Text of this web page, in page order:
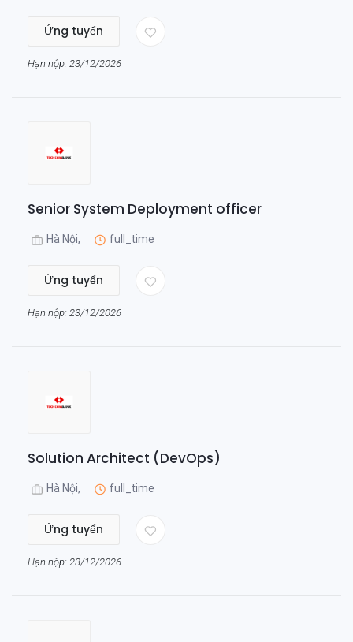
Ứng tuyển
Hạn nộp: 23/12/2026
Senior System Deployment officer
Hà Nội, full_time
Ứng tuyển
Hạn nộp: 23/12/2026
Solution Architect (DevOps)
Hà Nội, full_time
Ứng tuyển
Hạn nộp: 23/12/2026